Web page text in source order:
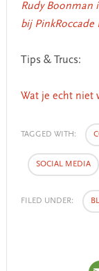
Rudy Boonman
bij
Tips & Trucs:
Wat je echt niet
TAGGED WITH:
SOCIAL MEDIA
FILED UNDER: